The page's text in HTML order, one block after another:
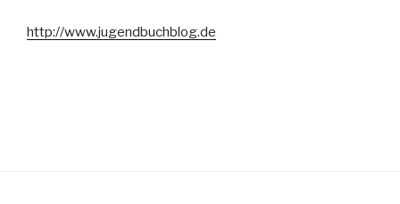
http://www.jugendbuchblog.de